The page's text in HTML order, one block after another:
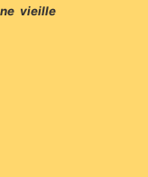
vieille